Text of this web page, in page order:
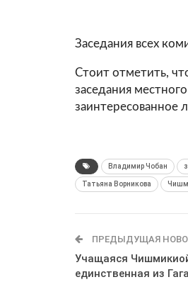
Заседания всех
Стоит отметить,
заседания
заинтересованное
Владимир Чобан
Татьяна Ворникова
ПРЕДЫДУЩАЯ
Учащаяся
единственная из